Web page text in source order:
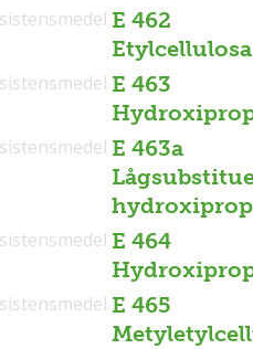
E 462
Etylcellulosa
E 463
E 463a
E 464
E 465